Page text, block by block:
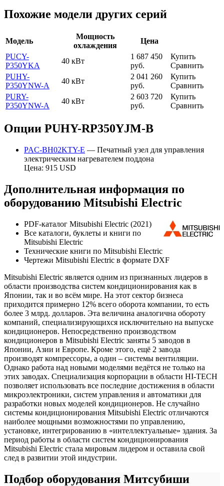
Похожие модели других серий
Модель
Мощность
охлаждения
Цена
PUCY-
P350YKA
40 кВт
1 687 450
руб.
Купить
Сравнить
PUHY-
P350YNW-A
40 кВт
2 041 260
руб.
Купить
Сравнить
PURY-
P350YNW-A
40 кВт
2 603 720
руб.
Купить
Сравнить
Опции PUHY-RP350YJM-B
PAC-BH02KTY-E — Печатный узел для управления
электрическим нагревателем поддона
Цена: 915 USD
Дополнительная информация по
оборудованию Mitsubishi Electric
PDF-каталог Mitsubishi Electric (2021)
Все каталоги, буклеты и книги по
Mitsubishi Electric
Технические книги по Mitsubishi Electric
Чертежи Mitsubishi Electric в формате DXF
Mitsubishi Electric является одним из признанных лидеров в
области производства систем кондиционирования как в
Японии, так и во всём мире. На этот сектор бизнеса
приходится примерно 12% всего оборота компании, то есть
более 3 млрд. долларов. Эта величина аналогична обороту
компаний, специализирующихся исключительно на выпуске
кондиционеров. Непосредственно производством
кондиционеров в Mitsubishi Electric заняты 5 заводов в
Японии, Азии и Европе. Кроме этого, ещё 2 завода
производят компрессоры, а один – системы вентиляции.
Однако работа над новыми моделями ведётся не только на
этих заводах. Специализация корпорации в области HI-TECH
позволяет использовать все последние достижения в области
микроэлектроники, систем управления и автоматики для
разработки новых моделей кондиционеров. Не случайно
системы кондиционирования Mitsubishi Electric отличаются
наиболее мощными возможностями по управлению,
установке, интегрированию в «интеллектуальные» здания. За
период работы в области систем кондиционирования
Mitsubishi Electric стала мировым лидером и оставила свой
след в развитии этой индустрии.
Подбор оборудования Митсубиши